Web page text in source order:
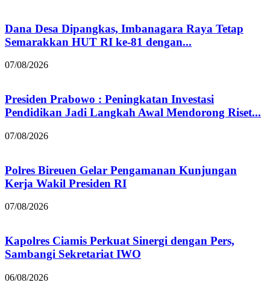
Dana Desa Dipangkas, Imbanagara Raya Tetap
Semarakkan HUT RI ke-81 dengan...
07/08/2026
Presiden Prabowo : Peningkatan Investasi
Pendidikan Jadi Langkah Awal Mendorong Riset...
07/08/2026
Polres Bireuen Gelar Pengamanan Kunjungan
Kerja Wakil Presiden RI
07/08/2026
Kapolres Ciamis Perkuat Sinergi dengan Pers,
Sambangi Sekretariat IWO
06/08/2026